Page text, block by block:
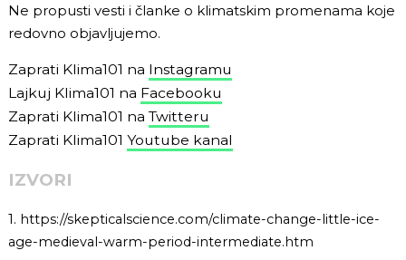
Ne propusti vesti i članke o klimatskim promenama koje
redovno objavljujemo.
Zaprati Klima101 na Instagramu
Lajkuj Klima101 na Facebooku
Zaprati Klima101 na Twitteru
Zaprati Klima101 Youtube kanal
IZVORI
1. https://skepticalscience.com/climate-change-little-ice-
age-medieval-warm-period-intermediate.htm